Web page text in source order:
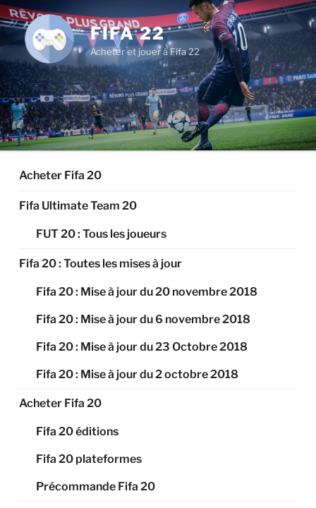
Aller
au
contenu
principal
FIFA 22
Acheter et jouer à Fifa 22
Acheter Fifa 20
Fifa Ultimate Team 20
FUT 20 : Tous les joueurs
Fifa 20 : Toutes les mises à jour
Fifa 20 : Mise à jour du 20 novembre 2018
Fifa 20 : Mise à jour du 6 novembre 2018
Fifa 20 : Mise à jour du 23 Octobre 2018
Fifa 20 : Mise à jour du 2 octobre 2018
Acheter Fifa 20
Fifa 20 éditions
Fifa 20 plateformes
Précommande Fifa 20